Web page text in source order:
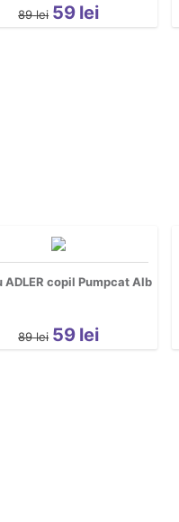
89 lei 59 lei
ADLER copil Pumpcat Alb
89 lei 59 lei